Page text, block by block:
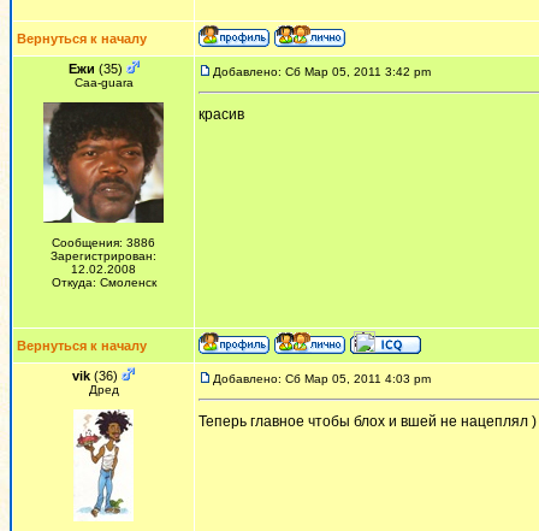
Вернуться к началу
Ежи (35)
Сaa-guara
Сообщения: 3886
Зарегистрирован:
12.02.2008
Откуда: Смоленск
Добавлено: Сб Мар 05, 2011 3:42 pm
красив
Вернуться к началу
vik (36)
Дред
Добавлено: Сб Мар 05, 2011 4:03 pm
Теперь главное чтобы блох и вшей не нацеплял )